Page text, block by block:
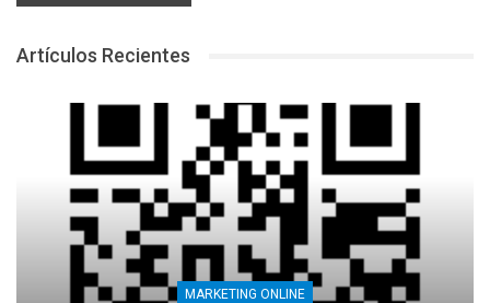
Artículos Recientes
MARKETING ONLINE